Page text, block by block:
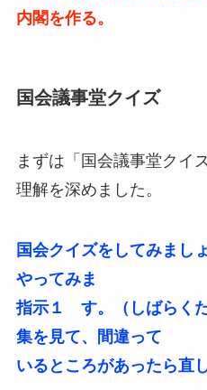
内閣を作る。
国会議事堂クイズ
まずは「国会議事堂クイ
理解を深めました。
国会クイズをしてみまし
やってみま
指示１ す。（しばらく
集を見て、間違って
いるところがあったら直